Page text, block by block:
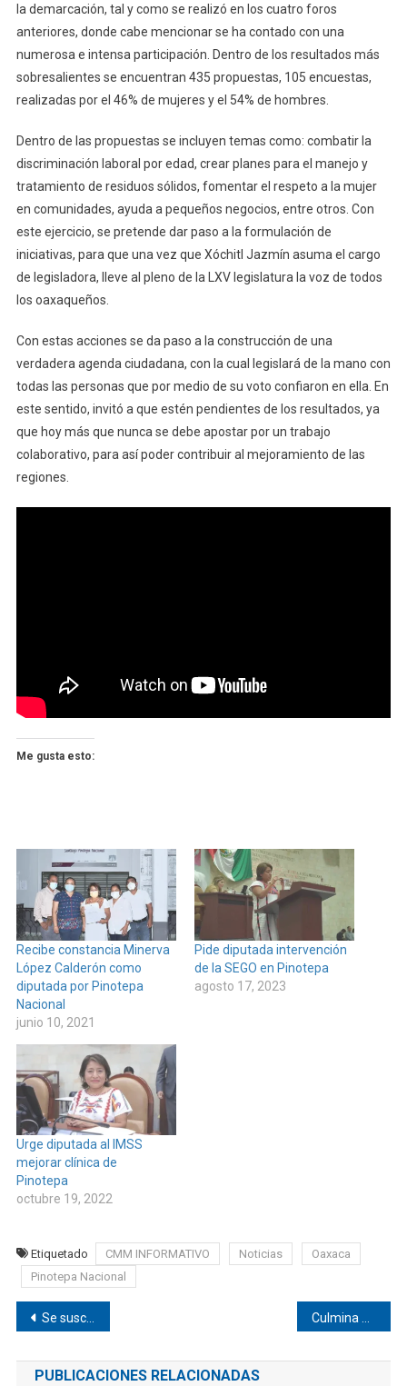
la demarcación, tal y como se realizó en los cuatro foros
anteriores, donde cabe mencionar se ha contado con una
numerosa e intensa participación. Dentro de los resultados más
sobresalientes se encuentran 435 propuestas, 105 encuestas,
realizadas por el 46% de mujeres y el 54% de hombres.
Dentro de las propuestas se incluyen temas como: combatir la
discriminación laboral por edad, crear planes para el manejo y
tratamiento de residuos sólidos, fomentar el respeto a la mujer
en comunidades, ayuda a pequeños negocios, entre otros. Con
este ejercicio, se pretende dar paso a la formulación de
iniciativas, para que una vez que Xóchitl Jazmín asuma el cargo
de legisladora, lleve al pleno de la LXV legislatura la voz de todos
los oaxaqueños.
Con estas acciones se da paso a la construcción de una
verdadera agenda ciudadana, con la cual legislará de la mano con
todas las personas que por medio de su voto confiaron en ella. En
este sentido, invitó a que estén pendientes de los resultados, ya
que hoy más que nunca se debe apostar por un trabajo
colaborativo, para así poder contribuir al mejoramiento de las
regiones.
Me gusta esto:
Recibe constancia Minerva
López Calderón como
diputada por Pinotepa
Nacional
junio 10, 2021
Pide diputada intervención
de la SEGO en Pinotepa
agosto 17, 2023
Urge diputada al IMSS
mejorar clínica de
Pinotepa
octubre 19, 2022
Etiquetado CMM INFORMATIVO Noticias
Oaxaca
Pinotepa Nacional
Navegación
de
Se suscitó percance entre taxi y moto en Pinotepa
PUBLICACIONES RELACIONADAS